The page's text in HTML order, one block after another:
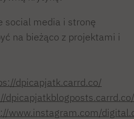
social media i stronę
na bieżąco z projektami i
dpicapjatk.carrd.co/
dpicapjatkblogposts.carrd.co/
www.instagram.com/